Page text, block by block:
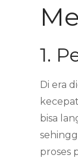
1.
Di era
bisa
proses